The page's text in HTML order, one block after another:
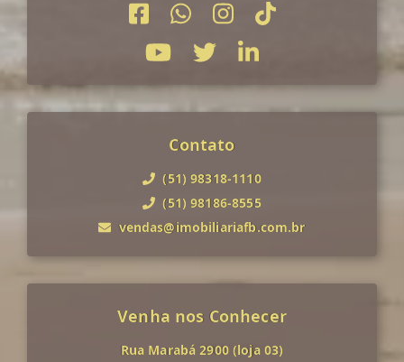
Contato
(51) 98318-1110
(51) 98186-8555
vendas@imobiliariafb.com.br
Venha nos Conhecer
Rua Marabá 2900 (loja 03)